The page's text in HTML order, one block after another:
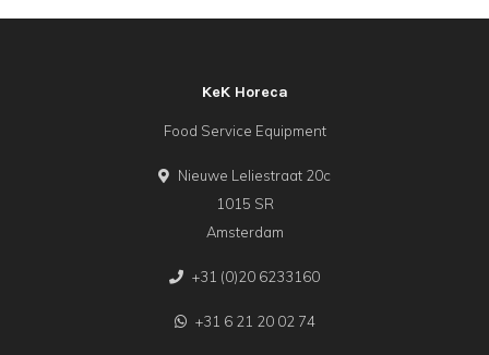
KeK Horeca
Food Service Equipment
Nieuwe Leliestraat 20c
1015 SR
Amsterdam
+31 (0)20 6233160
+31 6 21 20 02 74